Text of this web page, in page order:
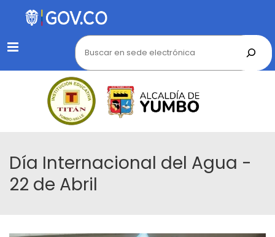
Menu
Día Internacional del Agua -
22 de Abril